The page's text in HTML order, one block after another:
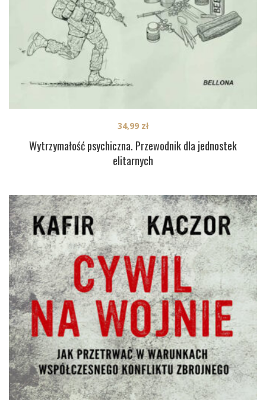
Wytrzymałość psychiczna. Przewodnik dla jednostek
elitarnych
34,99 zł